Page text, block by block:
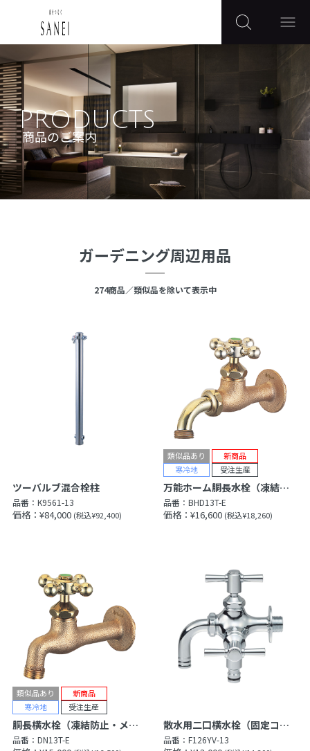
PRODUCTS
商品のご案内
ガーデニング周辺用品
274商品／類似品を除いて表示中
ツーバルブ混合栓柱
品番： K9561-13
価格：¥84,000 (税込¥92,400)
万能ホーム胴長水栓（凍結防止・メッキ）（凍結防止・鋳肌）
品番：BHD13T-E
価格：¥16,600 (税込¥18,260)
胴長横水栓（凍結防止・メッキ）（凍結防止・鋳肌）
品番： DN13T-E
散水用二口横水栓（固定コマ仕様）
品番：F126YV-13